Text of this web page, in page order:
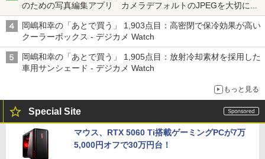
のための写真編集アプリ カメラデフォルトのJPEGを大切にす
る「Filmator」
岡嶋和幸の「あとで買う」 1,903点目：高密閉で保冷効果が高い
クーラーボックス - デジカメ Watch
岡嶋和幸の「あとで買う」 1,905点目：放射冷却素材を採用した
車用サンシェード - デジカメ Watch
もっと見る
Special Site
マウス、RTX 5060 Ti搭載ゲーミングPCが7万
5,000円オフで30万円台！